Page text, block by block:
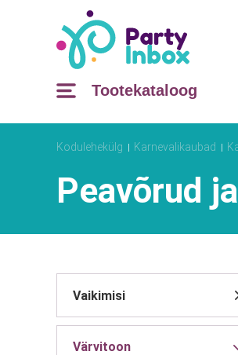
Tootekataloog
Kodulehekülg Karnevalikaubad
Peavõrud
Värvitoon